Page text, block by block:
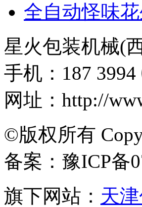
全自动怪味
星火包装机械(
手机：187 3994
网址：http://
©版权所有
备案：豫ICP备
旗下网站： 天